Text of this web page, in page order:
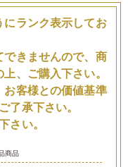
にランク表示してお
できませんので、商
、ご購入下さい。
お客様との価値基準
了承下さい。
さい。
商品